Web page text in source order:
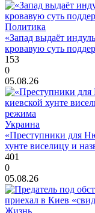
Политика
«Запад выдаёт
кровавую суть
153
0
05.08.26
Украина
«Преступники для
хунте виселицу и
401
0
05.08.26
Жизнь